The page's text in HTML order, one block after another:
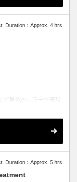
Duration：Approx. 4 hrs
ど単色のカラーで表現
をお選びください。
度のブリーチでは表
Duration：Approx. 5 hrs